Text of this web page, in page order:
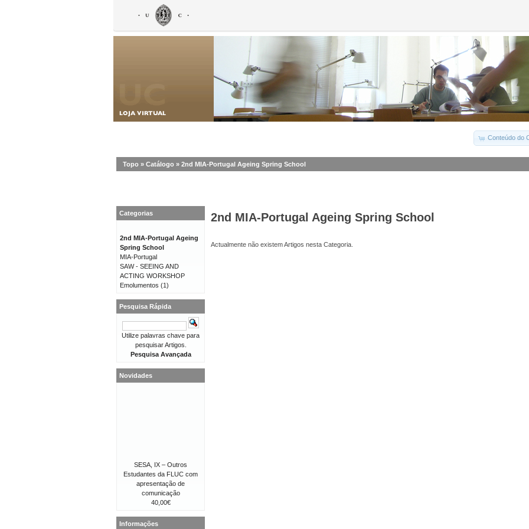
Conteúdo do
Topo » Catálogo » 2nd MIA-Portugal Ageing Spring School
2nd MIA-Portugal Ageing Spring School
Actualmente não existem Artigos nesta Categoria.
Categorias
2nd MIA-Portugal Ageing
Spring School
MIA-Portugal
SAW - SEEING AND
ACTING WORKSHOP
Emolumentos (1)
Pesquisa Rápida
Utilize palavras chave para
pesquisar Artigos.
Pesquisa Avançada
Novidades
SESA, IX – Outros
Estudantes da FLUC com
apresentação de
comunicação
40,00€
Informações